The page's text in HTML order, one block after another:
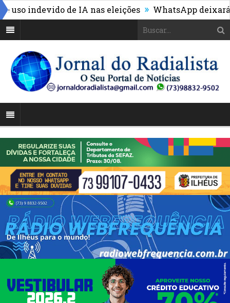
indevido de IA nas eleições » WhatsApp deixará de